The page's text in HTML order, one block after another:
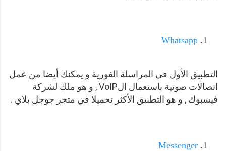
Whatsapp
التطبيق الأول في المراسلة الفورية و يمكنك أيضا من عمل
اتصالات صوتية باستعمال الVoIP , و هو ملك لشركة
فيسبوك , و هو التطبيق الأكثر تحميلا في متجر جوجل بلاي .
Messenger